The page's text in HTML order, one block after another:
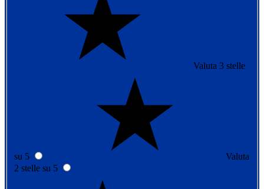
Valuta 3 stelle
su 5
Valuta
2 stelle su 5